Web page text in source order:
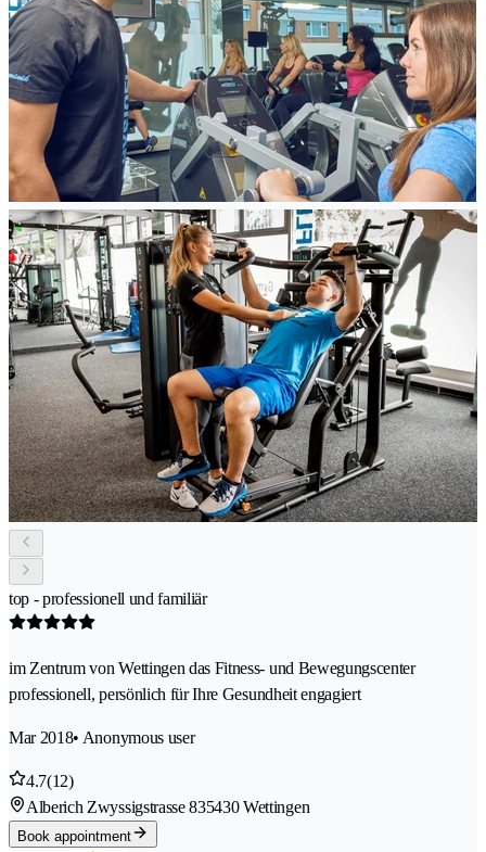
top - professionell und familiär
im Zentrum von Wettingen das Fitness- und Bewegungscenter
professionell, persönlich für Ihre Gesundheit engagiert
Mar 2018• Anonymous user
4.7(12)
Alberich Zwyssigstrasse 835430 Wettingen
Book appointment